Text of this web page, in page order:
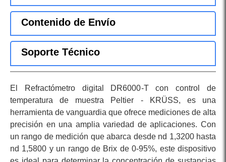
Contenido de Envío
Soporte Técnico
El Refractómetro digital DR6000-T con control de
temperatura de muestra Peltier - KRÜSS, es una
herramienta de vanguardia que ofrece mediciones de alta
precisión en una amplia variedad de aplicaciones. Con
un rango de medición que abarca desde nd 1,3200 hasta
nd 1,5800 y un rango de Brix de 0-95%, este dispositivo